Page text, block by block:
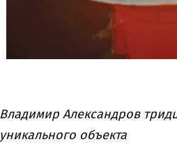
Владимир Александров
уникального объекта